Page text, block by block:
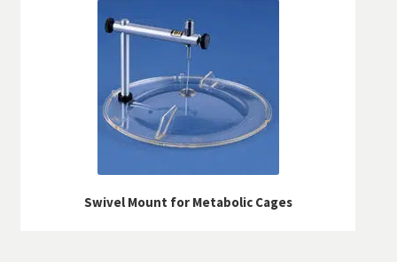
Swivel Mount for Metabolic Cages